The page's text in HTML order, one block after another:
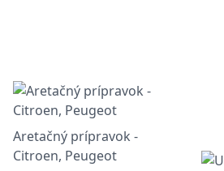
Aretačný prípravok -
Citroen, Peugeot